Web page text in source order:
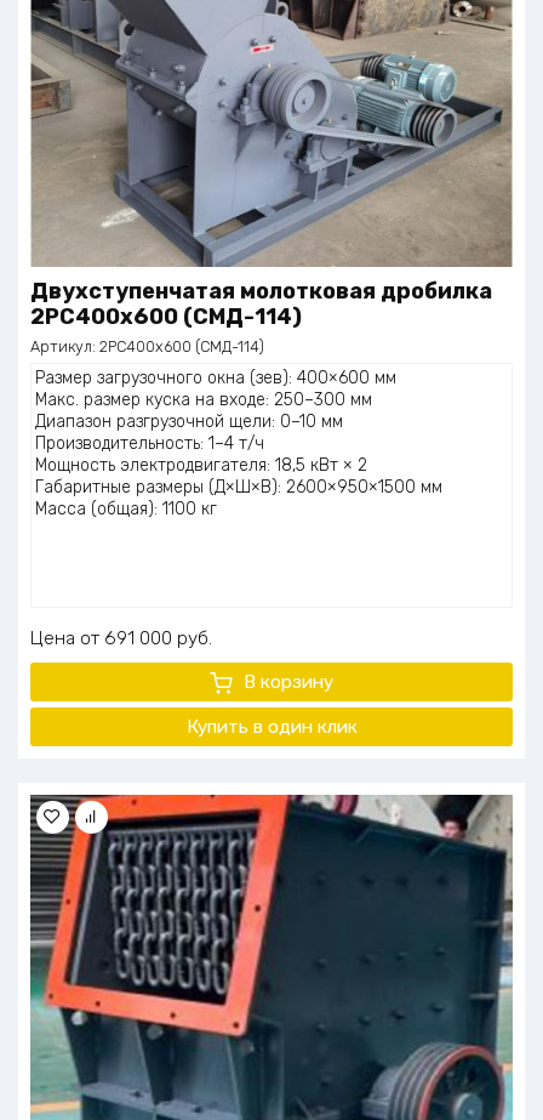
Двухступенчатая молотковая дробилка
2PC400x600 (СМД-114)
Артикул: 2PC400x600 (СМД-114)
Размер загрузочного окна (зев): 400×600 мм
Макс. размер куска на входе: 250–300 мм
Диапазон разгрузочной щели: 0–10 мм
Производительность: 1–4 т/ч
Мощность электродвигателя: 18,5 кВт × 2
Габаритные размеры (Д×Ш×В): 2600×950×1500 мм
Масса (общая): 1100 кг
Цена 691 000 руб.
В корзину
Купить в один клик